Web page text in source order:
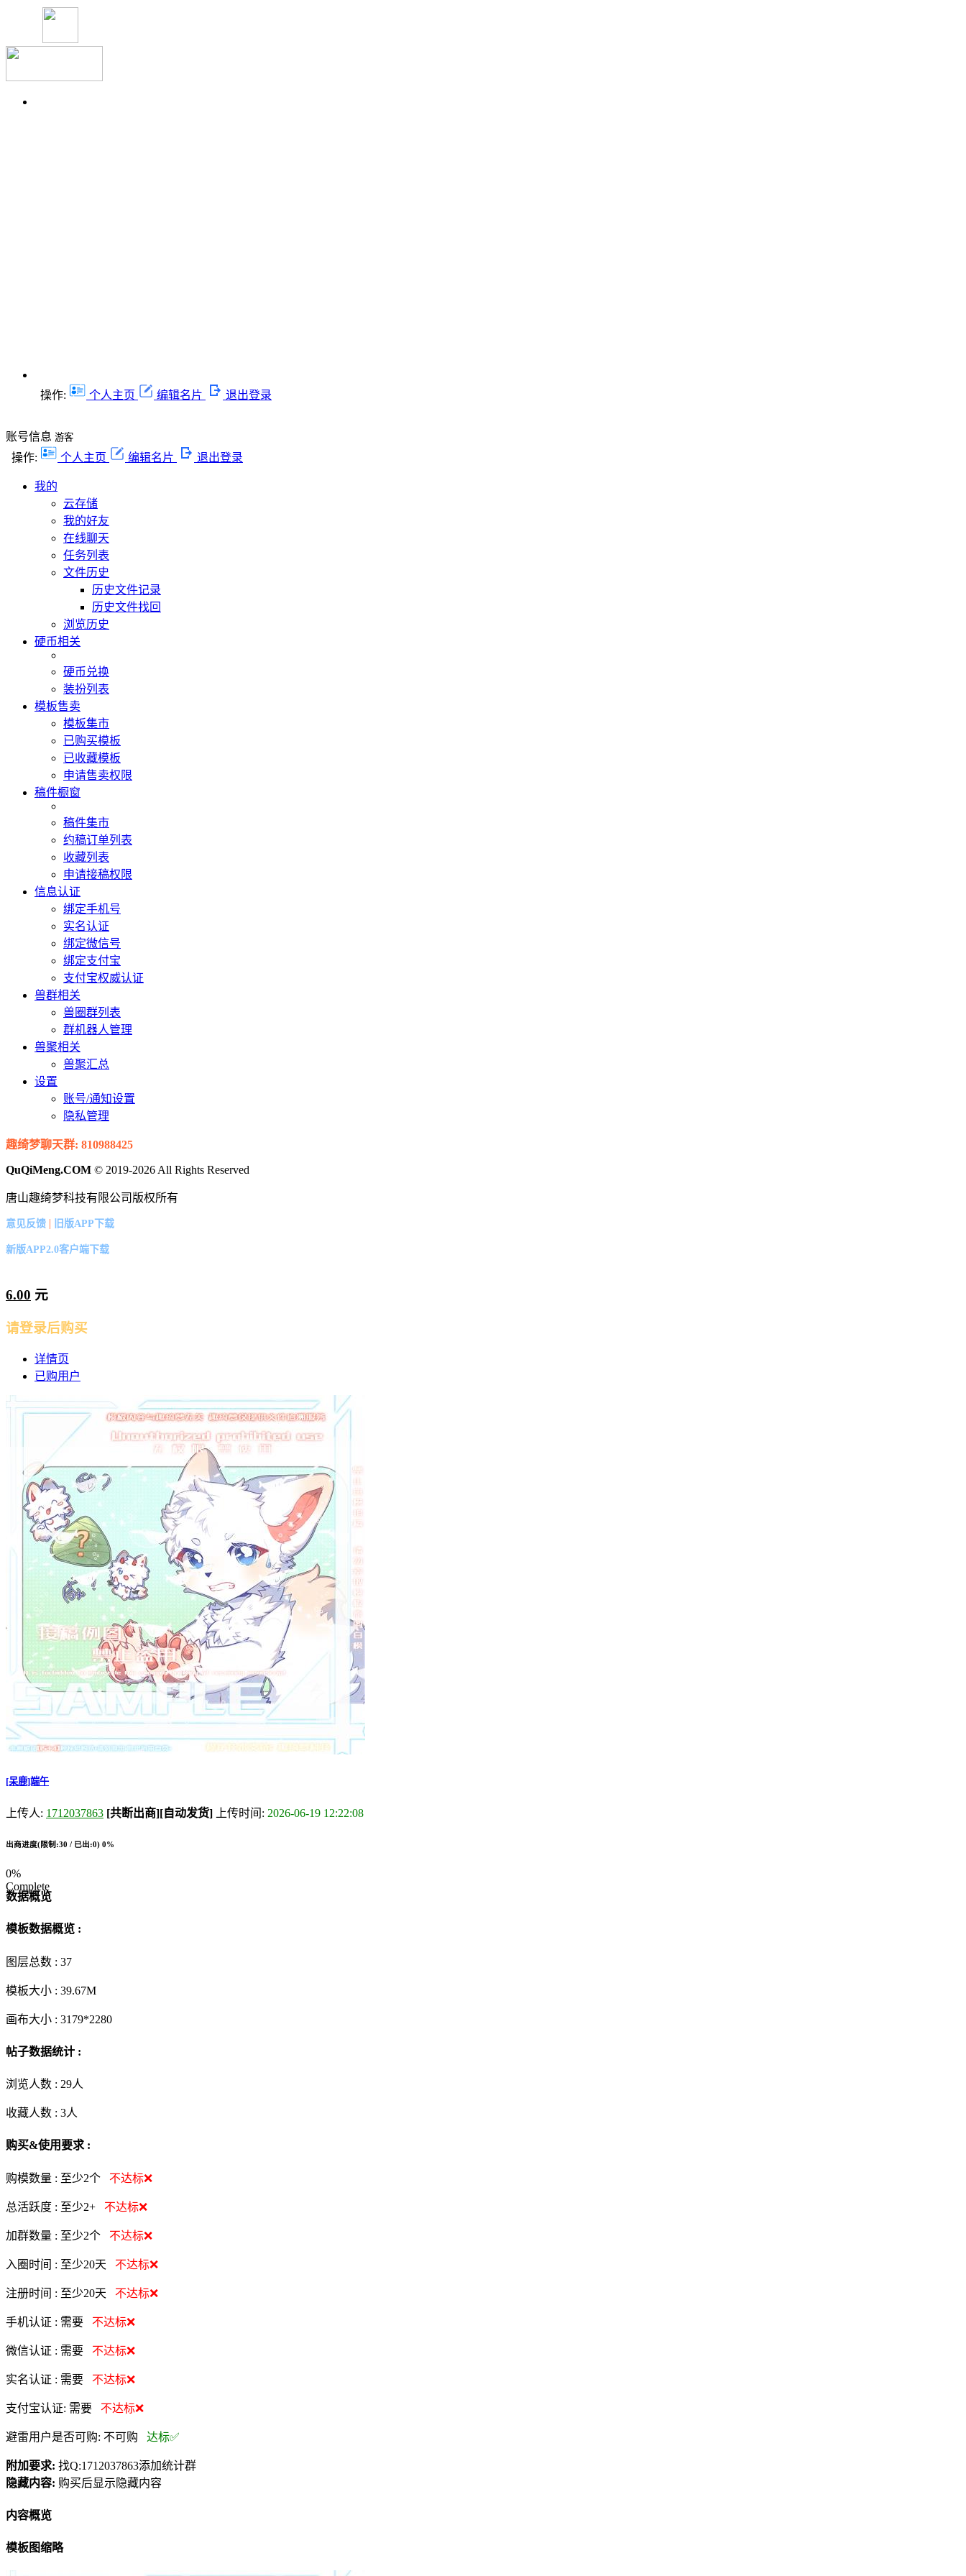
操作: 个人主页 编辑名片 退出登录
账号信息 游客
操作: 个人主页 编辑名片 退出登录
我的
云存储
我的好友
在线聊天
任务列表
文件历史
历史文件记录
历史文件找回
浏览历史
硬币相关
硬币兑换
装扮列表
模板售卖
模板集市
已购买模板
已收藏模板
申请售卖权限
稿件橱窗
稿件集市
约稿订单列表
收藏列表
申请接稿权限
信息认证
绑定手机号
实名认证
绑定微信号
绑定支付宝
支付宝权威认证
兽群相关
兽圈群列表
群机器人管理
兽聚相关
兽聚汇总
设置
账号/通知设置
隐私管理
趣绮梦聊天群: 810988425
QuQiMeng.COM © 2019-2026 All Rights Reserved
唐山趣绮梦科技有限公司版权所有
意见反馈 | 旧版APP下载
新版APP2.0客户端下载
6.00 元
请登录后购买
详情页
已购用户
[呆鹿]端午
上传人: 1712037863 [共断出商][自动发货] 上传时间: 2026-06-19 12:22:08
出商进度(限制:30 / 已出:0) 0%
0%
Complete
数据概览
模板数据概览 :
图层总数 : 37
模板大小 : 39.67M
画布大小 : 3179*2280
帖子数据统计 :
浏览人数 : 29人
收藏人数 : 3人
购买&使用要求 :
购模数量 : 至少2个 不达标❌
总活跃度 : 至少2+ 不达标❌
加群数量 : 至少2个 不达标❌
入圈时间 : 至少20天 不达标❌
注册时间 : 至少20天 不达标❌
手机认证 : 需要 不达标❌
微信认证 : 需要 不达标❌
实名认证 : 需要 不达标❌
支付宝认证: 需要 不达标❌
避雷用户是否可购: 不可购 达标✅
附加要求: 找Q:1712037863添加统计群
隐藏内容: 购买后显示隐藏内容
内容概览
模板图缩略